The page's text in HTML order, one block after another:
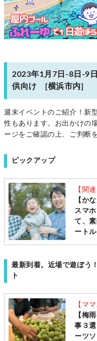
2023年1月7日-8日-9
供向け [横浜市内]
週末イベントのご紹介！新
性もあります。お出かけの
ージをご確認の上、ご判断
ピックアップ
【関連
【か
スマ
て、
ート
最新到着。近場で遊ぼう
ト
【マ
【梅
事３
ーツ